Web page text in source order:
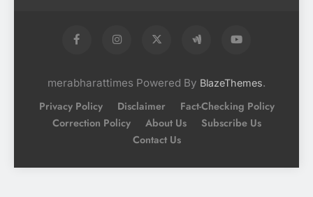
merabharattimes Powered By BlazeThemes.
Privacy Policy Disclaimer
Fact-Checking Policy
Correction Policy
About Us
Subscribe Us
Contact Us